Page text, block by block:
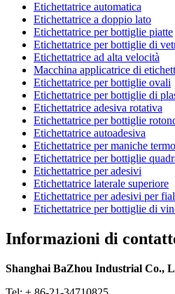
Etichettatrice automatica
Etichettatrice a doppio lato
Etichettatrice per bottiglie piatte
Etichettatrice per bottiglie di
Etichettatrice ad alta velocità
Macchina applicatrice di
Etichettatrice per bottiglie ovali
Etichettatrice per bottiglie di
Etichettatrice adesiva rotativa
Etichettatrice per bottiglie
Etichettatrice autoadesiva
Etichettatrice per maniche
Etichettatrice per bottiglie
Etichettatrice per adesivi
Etichettatrice laterale superiore
Etichettatrice per adesivi per
Etichettatrice per bottiglie di
Informazioni di
Shanghai BaZhou Industrial Co.,